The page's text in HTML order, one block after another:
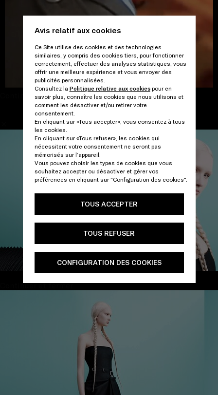
Avis relatif aux cookies
Ce Site utilise des cookies et des technologies
similaires, y compris des cookies tiers, pour fonctionner
correctement, effectuer des analyses statistiques, vous
offrir une meilleure expérience et vous envoyer des
publicités personnalisées.
Consultez la Politique relative aux cookiespour en
savoir plus, connaître les cookies que nous utilisons et
comment les désactiver et/ou retirer votre
consentement.
En cliquant sur «Tous accepter», vous consentez à tous
les cookies.
En cliquant sur «Tous refuser», les cookies qui
nécessitent votre consentement ne seront pas
mémorisés sur l’appareil.
Vous pouvez choisir les types de cookies que vous
souhaitez accepter ou désactiver et gérer vos
préférences en cliquant sur "Configuration des cookies".
TOUS ACCEPTER
TOUS REFUSER
CONFIGURATION DES COOKIES
Continuer et fermer
Continuer et fermer